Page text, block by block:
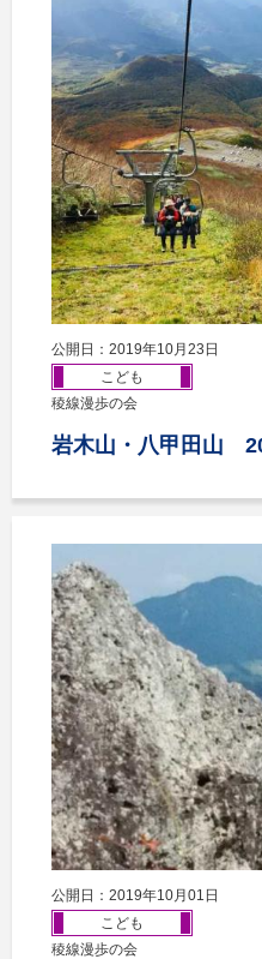
公開日：2019年10月23日
こども
稜線漫歩の会
岩木山・八甲田山
公開日：2019年10月01日
こども
稜線漫歩の会